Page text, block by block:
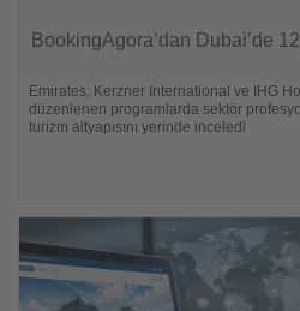
dieBookingAgora’dan Dubai’de
Emirates, Kerzner International ve IHG
düzenlenen programlarda sektör
turizm altyapısını yerinde inceledi